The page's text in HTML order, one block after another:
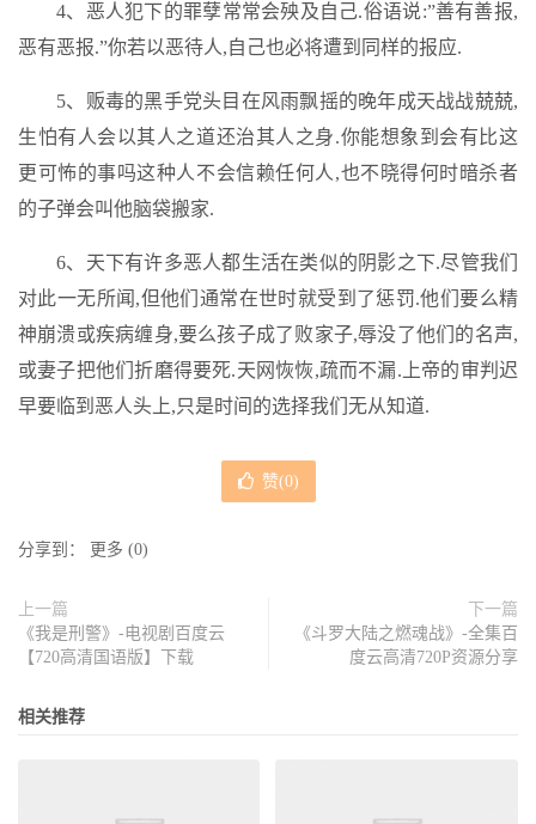
4、恶人犯下的罪孽常常会殃及自己.俗语说:”善有善报,
恶有恶报.”你若以恶待人,自己也必将遭到同样的报应.
5、贩毒的黑手党头目在风雨飘摇的晚年成天战战兢兢,
生怕有人会以其人之道还治其人之身.你能想象到会有比这
更可怖的事吗这种人不会信赖任何人,也不晓得何时暗杀者
的子弹会叫他脑袋搬家.
6、天下有许多恶人都生活在类似的阴影之下.尽管我们
对此一无所闻,但他们通常在世时就受到了惩罚.他们要么精
神崩溃或疾病缠身,要么孩子成了败家子,辱没了他们的名声,
或妻子把他们折磨得要死.天网恢恢,疏而不漏.上帝的审判迟
早要临到恶人头上,只是时间的选择我们无从知道.
赞(0)
分享到： 更多 (0)
上一篇
《我是刑警》-电视剧百度云
【720高清国语版】下载
下一篇
《斗罗大陆之燃魂战》-全集百
度云高清720P资源分享
相关推荐